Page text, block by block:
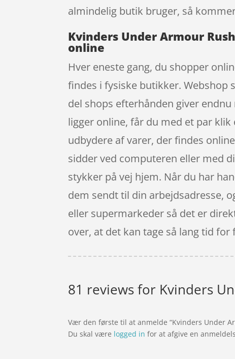
almindelig butik bruger, så
Kvinders Under Armour
online
Hver eneste gang, du shopper
findes i fysiske butikker. Webshop
del shops efterhånden giver
ligger online, får du med et par
udbydere af varer, der findes
sidder ved computeren eller med
stykker på vej hjem. Når du har
dem sendt til din arbejdsadresse,
eller supermarkeder så det er
over, at det kan tage så lang tid
81 reviews for Kvinders
Vær den første til at anmelde “Kvinders Under
Du skal være logged in for at afgive en